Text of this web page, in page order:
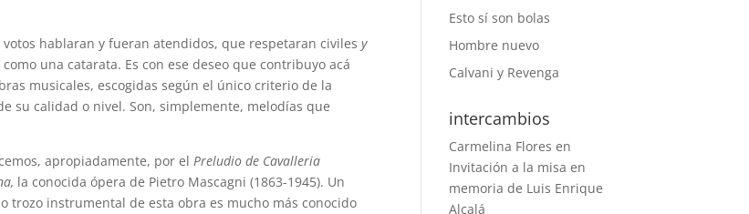
hablaran y fueran atendidos, que respetaran civilesy
una catarata. Es con ese deseo que contribuyo acá
musicales, escogidas según el único criterio de la
su calidad o nivel. Son, simplemente, melodías que
apropiadamente, por elPreludio de Cavalleria
la conocida ópera de Pietro Mascagni (1863-1945). Un
trozo instrumental de esta obra es mucho más conocido
Esto sí son bolas
Hombre nuevo
Calvani y Revenga
intercambios
Carmelina Flores en
Invitación a la misa en
memoria de Luis Enrique
Alcalá